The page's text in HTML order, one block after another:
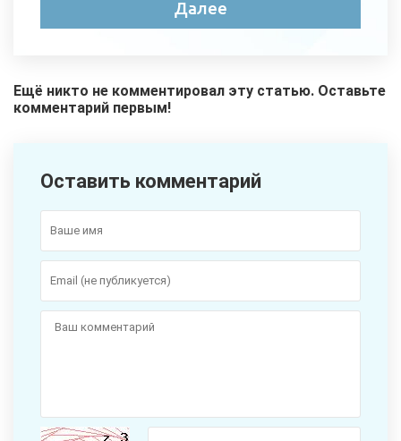
Ещё никто не комментировал эту статью. Оставьте
комментарий первым!
Оставить комментарий